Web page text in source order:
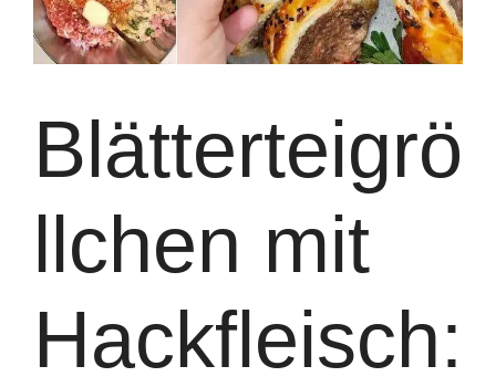
Blätterteigrö
llchen mit
Hackfleisch: